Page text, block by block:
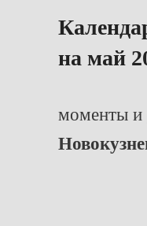
на май
моменты и